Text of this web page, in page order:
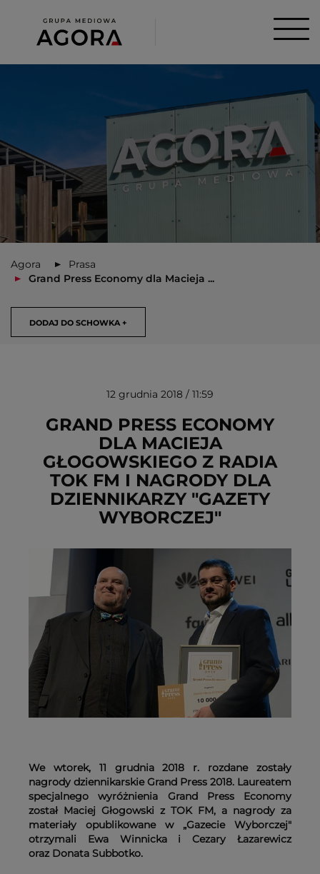
Agora
Prasa
Grand Press Economy dla Macieja ...
DODAJ DO SCHOWKA +
USUŃ ZE SCHOWKA
12 grudnia 2018 / 11:59
GRAND PRESS ECONOMY
DLA MACIEJA
GŁOGOWSKIEGO Z RADIA
TOK FM I NAGRODY DLA
DZIENNIKARZY "GAZETY
WYBORCZEJ"
We wtorek, 11 grudnia 2018 r. rozdane zostały
nagrody dziennikarskie Grand Press 2018. Laureatem
specjalnego wyróżnienia Grand Press Economy
został Maciej Głogowski z TOK FM, a nagrody za
materiały opublikowane w „Gazecie Wyborczej"
otrzymali Ewa Winnicka i Cezary Łazarewicz
oraz Donata Subbotko.